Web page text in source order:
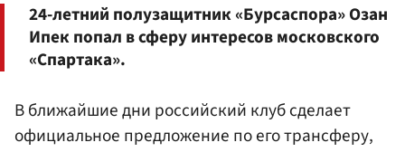
24-летний полузащитник «Бурсаспора» Озан
Ипек попал в сферу интересов московского
«Спартака».
В ближайшие дни российский клуб сделает
официальное предложение по его трансферу,